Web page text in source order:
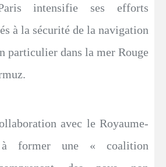
intensifie ses efforts
à la sécurité de la navigation
particulier dans la mer Rouge
avec le Royaume-
former une « coalition